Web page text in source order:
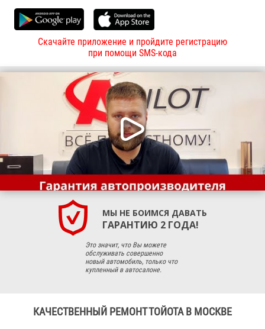
Скачайте приложение и пройдите регистрацию
при помощи SMS-кода
МЫ НЕ БОИМСЯ ДАВАТЬ
ГАРАНТИЮ 2 ГОДА!
Это значит, что Вы можете
обслуживать совершенно
новый автомобиль, только что
купленный в автосалоне.
КАЧЕСТВЕННЫЙ РЕМОНТ ТОЙОТА В МОСКВЕ